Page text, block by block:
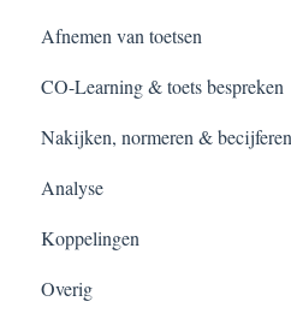
Inloggen
Toets maken
Toets bespreken
Handleiding
Setup
Handleidingen
Accountinstellingen
Bestaande toetsen
Zelf toetsen construeren
Vraagitems creëren
Tips & Tricks
Afnemen van toetsen
Starten van toetsen
Surveilleren
Toetsen met Test-Direct
CO-Learning & toets bespreken
Toets bespreken
Toets inzien na CO-Learning
Nakijken, normeren & becijferen
Afgenomen toetsen
Nakijken van toetsen
Normeren en becijferen
Analyse
Koppelingen
Klassen inladen
Overig